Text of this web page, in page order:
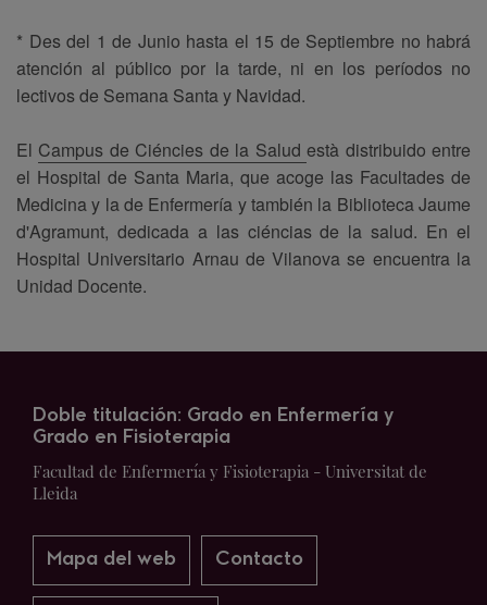
* Des del 1 de Junio hasta el 15 de Septiembre no habrá
atención al público por la tarde, ni en los períodos no
lectivos de Semana Santa y Navidad.
El Campus de Ciéncies de la Saludestà distribuido entre
el Hospital de Santa Maria, que acoge las Facultades de
Medicina y la de Enfermería y también la Biblioteca Jaume
d'Agramunt, dedicada a las ciéncias de la salud. En el
Hospital Universitario Arnau de Vilanova se encuentra la
Unidad Docente.
Doble titulación: Grado en Enfermería y
Grado en Fisioterapia
Facultad de Enfermería y Fisioterapia - Universitat de
Lleida
Mapa del web Contacto